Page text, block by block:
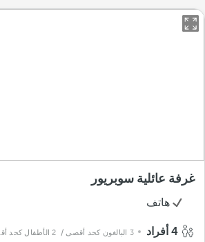
غرفة عائلية سوبريور
هاتف
3 البالغون كحد أقصى / 2 الأطفال كحد أقصى